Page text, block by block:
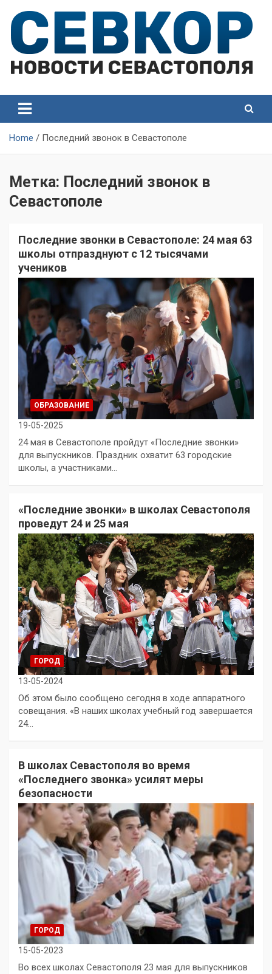
content
Севастополя
Севастополя
Home Последний звонок в Севастополе
Метка: Последний звонок в
Севастополе
Последние звонки в Севастополе: 24 мая 63
школы отпразднуют с 12 тысячами
учеников
ОБРАЗОВАНИЕ
19-05-2025
24 мая в Севастополе пройдут «Последние звонки»
для выпускников. Праздник охватит 63 городские
школы, а участниками…
«Последние звонки» в школах Севастополя
проведут 24 и 25 мая
ГОРОД
13-05-2024
Об этом было сообщено сегодня в ходе аппаратного
совещания. «В наших школах учебный год завершается
24…
В школах Севастополя во время
«Последнего звонка» усилят меры
безопасности
ГОРОД
15-05-2023
Во всех школах Севастополя 23 мая для выпускников